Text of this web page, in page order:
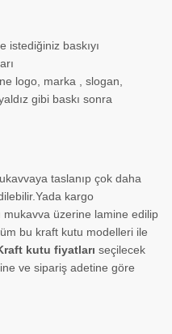
istediğiniz baskıyı
logo, marka , slogan,
gibi baskı sonra
taslanıp çok daha
kargo
üzerine lamine edilip
bu kraft kutu modelleri ile
kutu fiyatları seçilecek
ve sipariş adetine göre